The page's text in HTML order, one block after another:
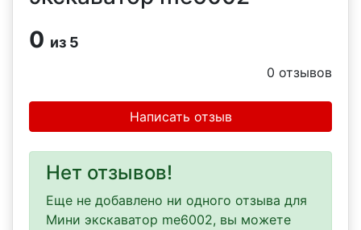
0 из 5
0 отзывов
Написать отзыв
Нет отзывов!
Еще не добавлено ни одного отзыва для
Мини экскаватор me6002, вы можете